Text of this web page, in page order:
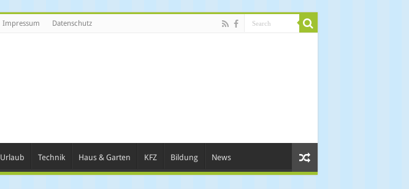
Impressum Datenschutz
Urlaub Technik Haus & Garten KFZ Bildung News